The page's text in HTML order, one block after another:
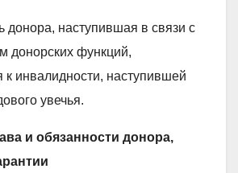
донора, наступившая в связи с
донорских функций,
к инвалидности, наступившей
увечья.
и обязанности донора,